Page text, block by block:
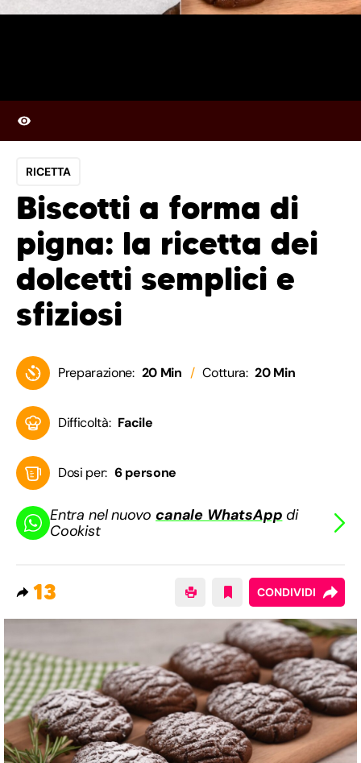
RICETTA
Biscotti a forma di
pigna: la ricetta dei
dolcetti semplici e
sfiziosi
Preparazione: 20 Min Cottura: 20 Min
Difficoltà: Facile
Dosi per: 6 persone
Entra nel nuovocanale WhatsApp di
Cookist
13 CONDIVIDI